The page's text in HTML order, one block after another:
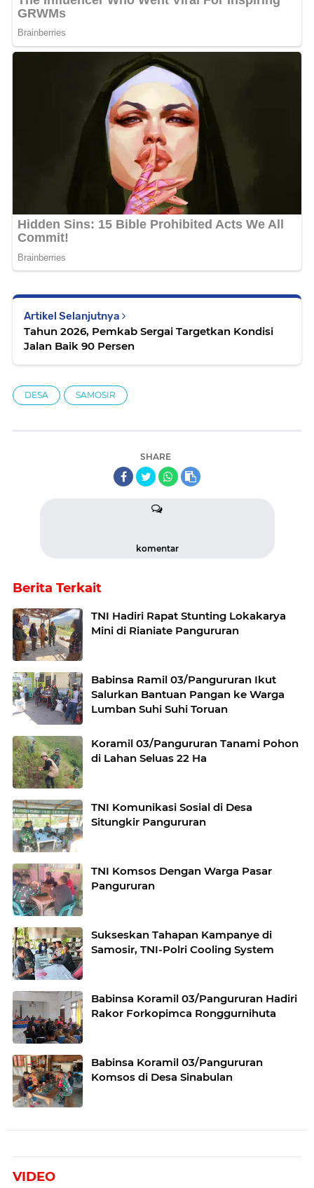
Artikel Selanjutnya
Tahun 2026, Pemkab Sergai Targetkan Kondisi
Jalan Baik 90 Persen
DESA SAMOSIR
SHARE
komentar
Berita Terkait
TNI Hadiri Rapat Stunting Lokakarya
Mini di Rianiate Pangururan
Babinsa Ramil 03/Pangururan Ikut
Salurkan Bantuan Pangan ke Warga
Lumban Suhi Suhi Toruan
Koramil 03/Pangururan Tanami Pohon
di Lahan Seluas 22 Ha
TNI Komunikasi Sosial di Desa
Situngkir Pangururan
TNI Komsos Dengan Warga Pasar
Pangururan
Sukseskan Tahapan Kampanye di
Samosir, TNI-Polri Cooling System
Babinsa Koramil 03/Pangururan Hadiri
Rakor Forkopimca Ronggurnihuta
Babinsa Koramil 03/Pangururan
Komsos di Desa Sinabulan
VIDEO